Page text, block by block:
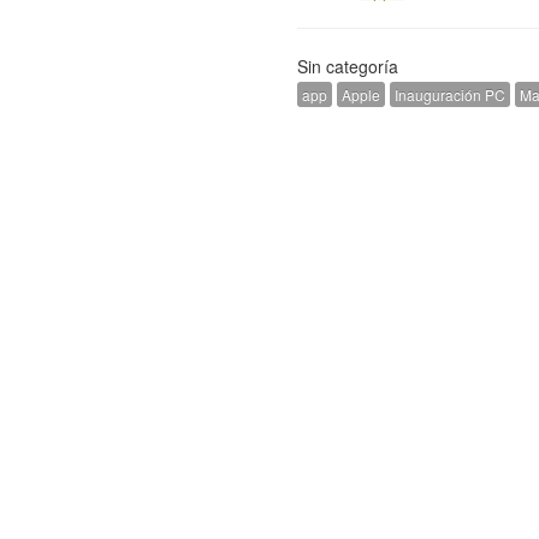
Sin categoría
app Apple Inauguración PC